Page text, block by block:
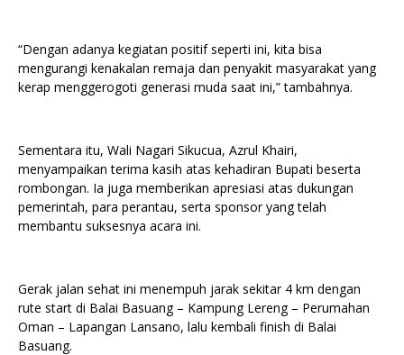
“Dengan adanya kegiatan positif seperti ini, kita bisa
mengurangi kenakalan remaja dan penyakit masyarakat yang
kerap menggerogoti generasi muda saat ini,” tambahnya.
Sementara itu, Wali Nagari Sikucua, Azrul Khairi,
menyampaikan terima kasih atas kehadiran Bupati beserta
rombongan. Ia juga memberikan apresiasi atas dukungan
pemerintah, para perantau, serta sponsor yang telah
membantu suksesnya acara ini.
Gerak jalan sehat ini menempuh jarak sekitar 4 km dengan
rute start di Balai Basuang – Kampung Lereng – Perumahan
Oman – Lapangan Lansano, lalu kembali finish di Balai
Basuang.